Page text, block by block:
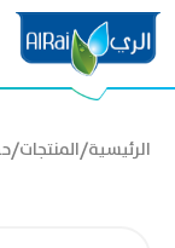
الرئيسية/المنتجات/